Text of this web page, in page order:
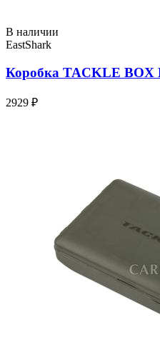
В наличии
EastShark
Коробка TACKLE BOX
2929 ₽